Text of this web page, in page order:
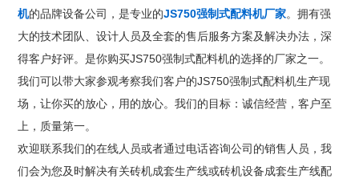
机的品牌设备公司，是专业的JS750强制式配料机厂家。拥有强
大的技术团队、设计人员及全套的售后服务方案及解决办法，深
得客户好评。是你购买JS750强制式配料机的选择的厂家之一。
我们可以带大家参观考察我们客户的JS750强制式配料机生产现
场，让你买的放心，用的放心。我们的目标：诚信经营，客户至
上，质量第一。
欢迎联系我们的在线人员或者通过电话咨询公司的销售人员，我
们会为您及时解决有关砖机成套生产线或砖机设备成套生产线配